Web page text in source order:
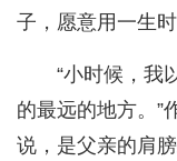
子，愿意用一生
“小时候，我
的最远的地方。”
说，是父亲的肩